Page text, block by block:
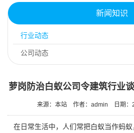
新闻知识
行业动态
公司动态
萝岗防治白蚁公司令建筑行业
来源：本站 作者：admin 日期
在日常生活中，人们常把白蚁当作蚂蚁